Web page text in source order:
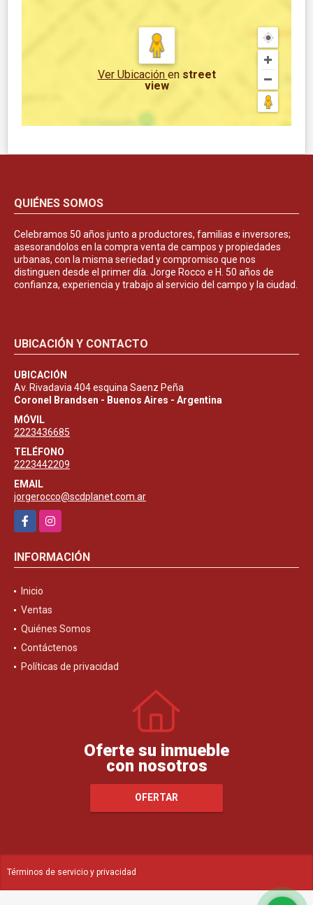
Ver Ubicación en street
view
QUIÉNES SOMOS
Celebramos 50 años junto a productores, familias e inversores;
asesorandolos en la compra venta de campos y propiedades
urbanas, con la misma seriedad y compromiso que nos
distinguen desde el primer día. Jorge Rocco e H. 50 años de
confianza, experiencia y trabajo al servicio del campo y la ciudad.
UBICACIÓN Y CONTACTO
UBICACIÓN
Av. Rivadavia 404 esquina Saenz Peña
Coronel Brandsen - Buenos Aires - Argentina
MÓVIL
2223436685
TELÉFONO
2223442209
EMAIL
jorgerocco@scdplanet.com.ar
FacebookInstagram
INFORMACIÓN
Inicio
Ventas
Quiénes Somos
Contáctenos
Políticas de privacidad
Oferte su inmueble
con nosotros
OFERTAR
Términos de servicio y privacidad